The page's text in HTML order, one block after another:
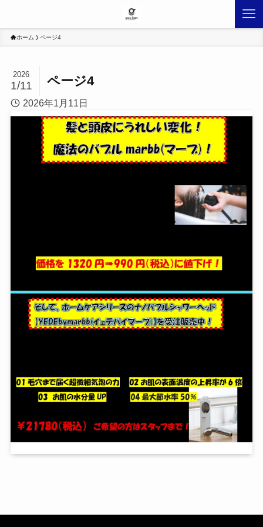
ホーム ページ4
ページ4
2026
1/11
2026年1月11日